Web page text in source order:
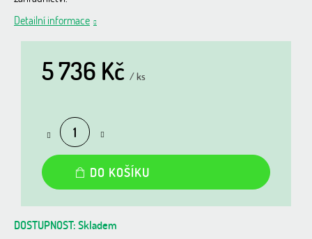
Detailní informace
5 736 Kč / ks
DO KOŠÍKU
Skladem